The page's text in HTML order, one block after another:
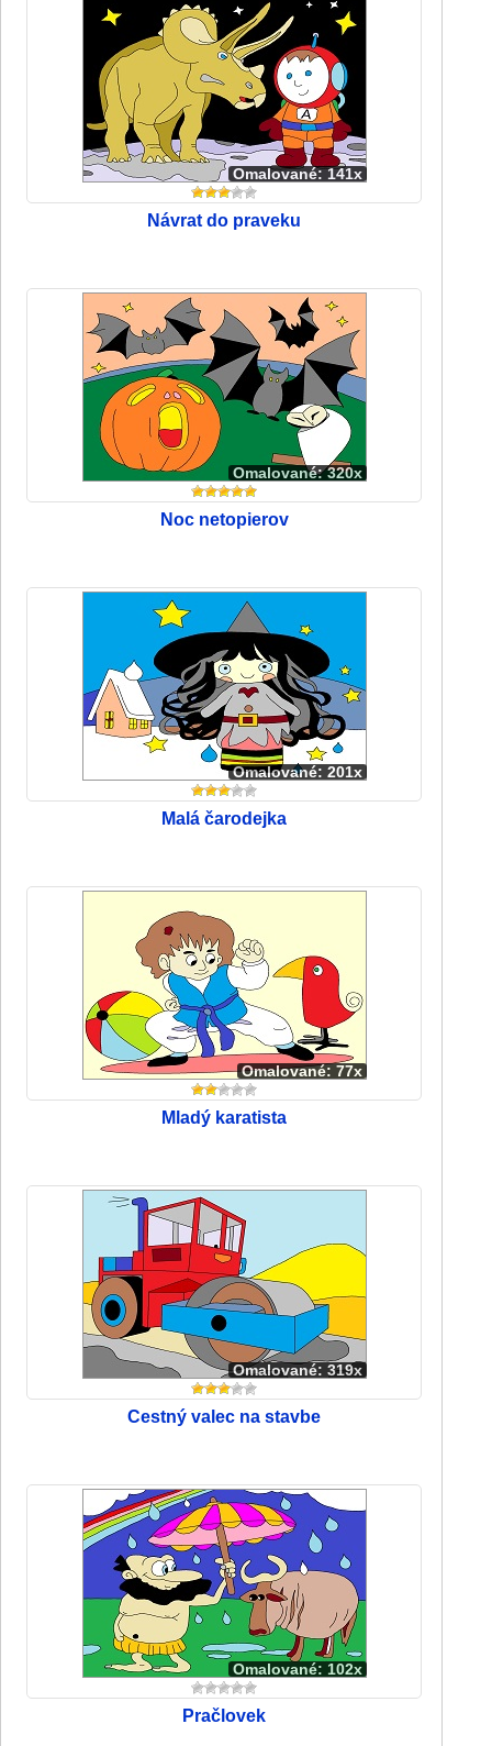
Omalované: 141x
Návrat do praveku
Omalované: 320x
Noc netopierov
Omalované: 201x
Malá čarodejka
Omalované: 77x
Mladý karatista
Omalované: 319x
Cestný valec na stavbe
Omalované: 102x
Pračlovek